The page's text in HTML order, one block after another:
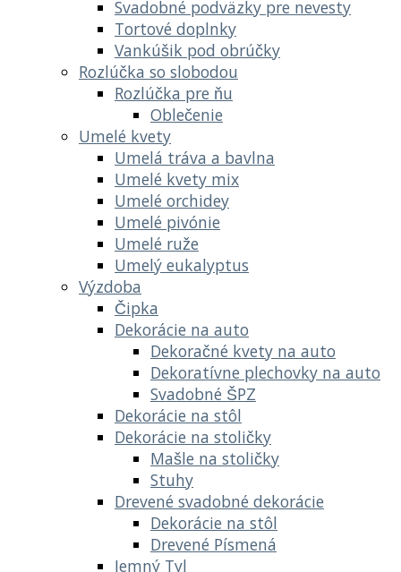
Svadobné podväzky pre nevesty
Tortové doplnky
Vankúšik pod obrúčky
Rozlúčka so slobodou
Rozlúčka pre ňu
Oblečenie
Umelé kvety
Umelá tráva a bavlna
Umelé kvety mix
Umelé orchidey
Umelé pivónie
Umelé ruže
Umelý eukalyptus
Výzdoba
Čipka
Dekorácie na auto
Dekoračné kvety na auto
Dekoratívne plechovky na auto
Svadobné ŠPZ
Dekorácie na stôl
Dekorácie na stoličky
Mašle na stoličky
Stuhy
Drevené svadobné dekorácie
Dekorácie na stôl
Drevené Písmená
Jemný Tyl